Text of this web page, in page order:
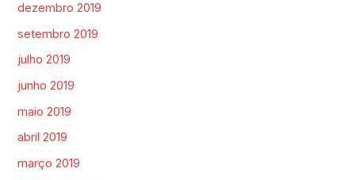
dezembro 2019
setembro 2019
julho 2019
junho 2019
maio 2019
abril 2019
março 2019